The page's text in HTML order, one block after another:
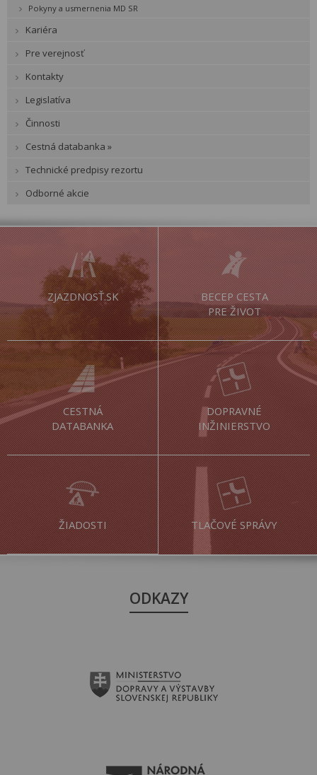
Pokyny a usmernenia MD SR
Kariéra
Pre verejnosť
Kontakty
Legislatíva
Činnosti
Cestná databanka »
Technické predpisy rezortu
Odborné akcie
ZJAZDNOSŤ.SK
BECEP CESTA
PRE ŽIVOT
CESTNÁ
DATABANKA
DOPRAVNÉ
INŽINIERSTVO
ŽIADOSTI TLAČOVÉ SPRÁVY
ODKAZY